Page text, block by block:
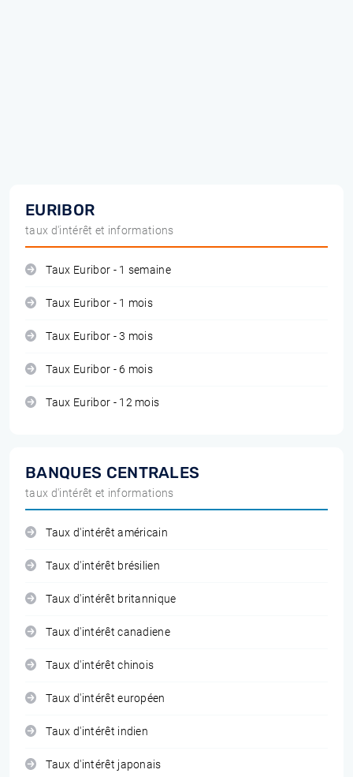
EURIBOR
taux d'intérêt et informations
Taux Euribor - 1 semaine
Taux Euribor - 1 mois
Taux Euribor - 3 mois
Taux Euribor - 6 mois
Taux Euribor - 12 mois
BANQUES CENTRALES
taux d'intérêt et informations
Taux d'intérêt américain
Taux d'intérêt brésilien
Taux d'intérêt britannique
Taux d'intérêt canadiene
Taux d'intérêt chinois
Taux d'intérêt européen
Taux d'intérêt indien
Taux d'intérêt japonais